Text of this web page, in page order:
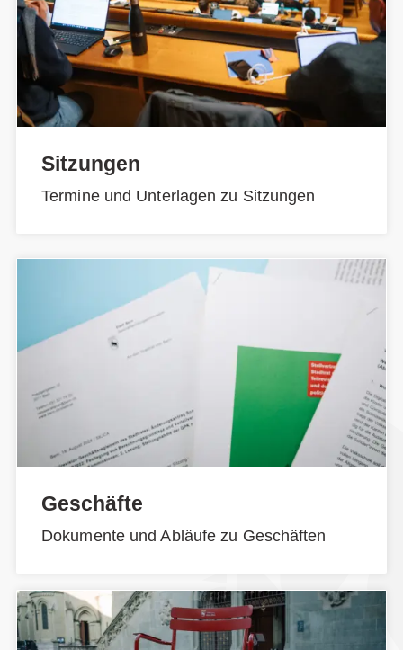
Sitzungen
Termine und Unterlagen zu Sitzungen
Geschäfte
Dokumente und Abläufe zu Geschäften